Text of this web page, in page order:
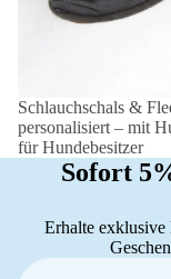
Schlauchschals &
personalisiert – mit
für Hundebesitzer
Sofort
Erhalte exklusive
E-Mail